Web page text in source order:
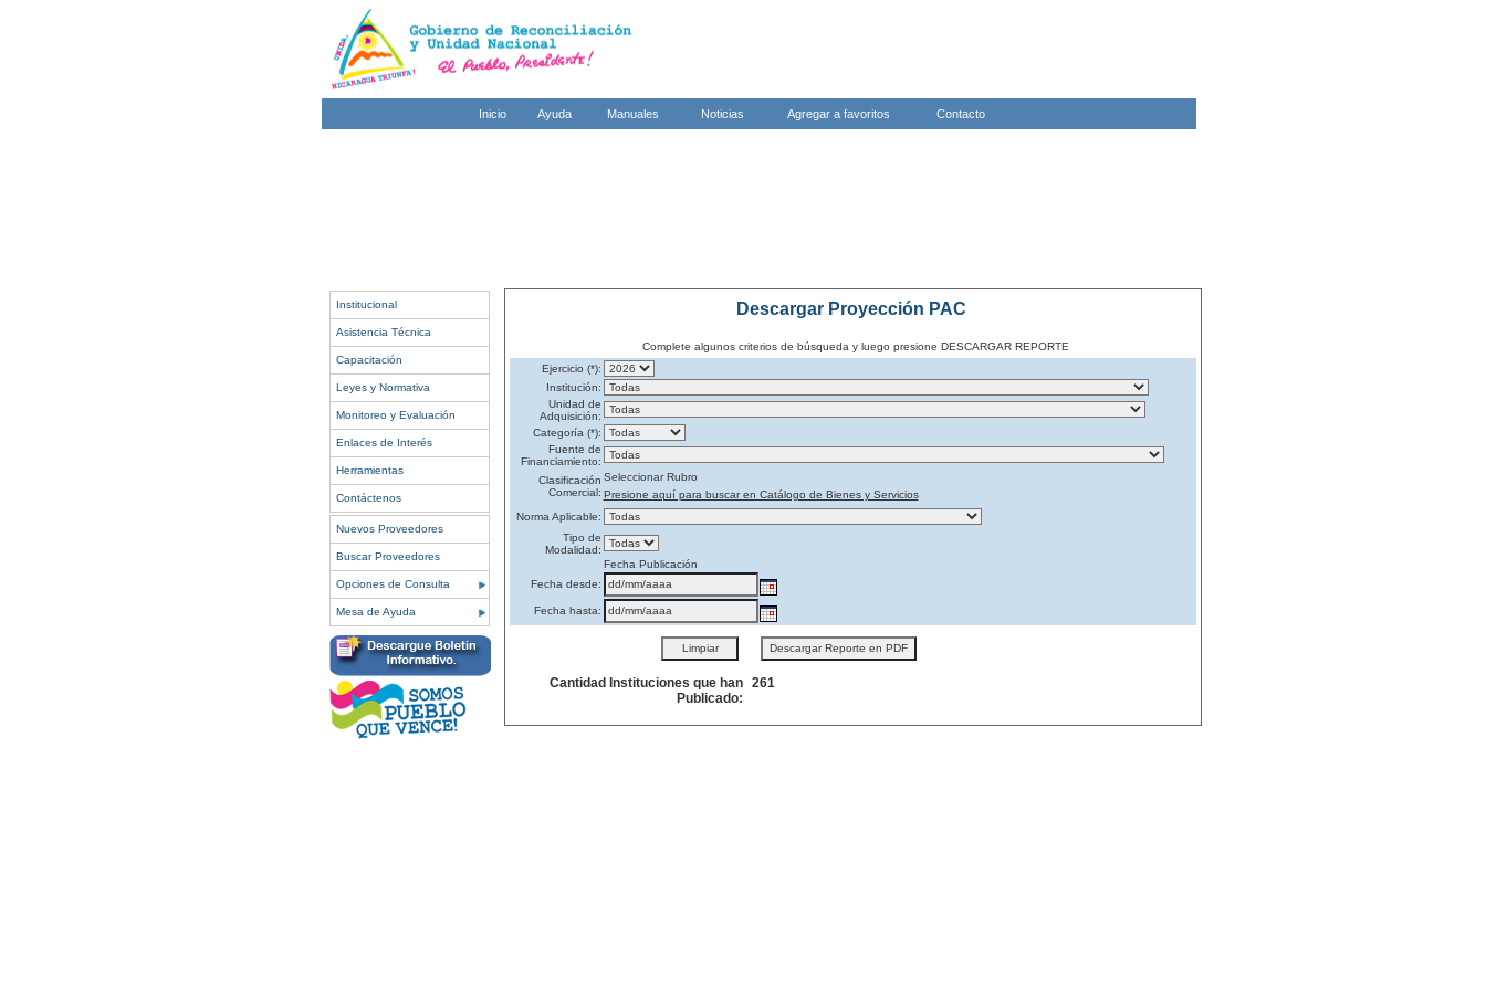
Inicio Ayuda Manuales Noticias Agregar a favoritos Contacto
Institucional
Asistencia Técnica
Capacitación
Leyes y Normativa
Monitoreo y Evaluación
Enlaces de Interés
Herramientas
Contáctenos
Nuevos Proveedores
Buscar Proveedores
Opciones de Consulta
Mesa de Ayuda
Descargar Proyección PAC
Complete algunos criterios de búsqueda y luego presione DESCARGAR REPORTE
Ejercicio (*):
Institución:
Unidad de
Adquisición:
Categoría (*):
Fuente de
Financiamiento:
Clasificación
Comercial:
Seleccionar Rubro
Presione aquí para buscar en Catálogo de Bienes y Servicios
Norma Aplicable:
Tipo de
Modalidad:
Fecha Publicación
Fecha desde:
Fecha hasta:
Cantidad Instituciones que han
Publicado:
261